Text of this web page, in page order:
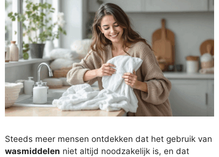
Steeds meer mensen ontdekken dat het gebruik van
wasmiddelen niet altijd noodzakelijk is, en dat